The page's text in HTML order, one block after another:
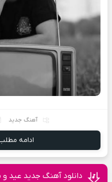
آهنگ جدید
ادامه
دانلود آهنگ جدید عید و